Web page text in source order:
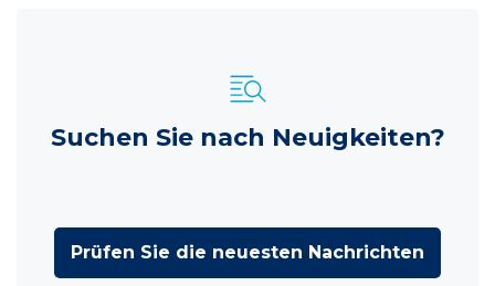
Suchen Sie nach Neuigkeiten?
Prüfen Sie die neuesten Nachrichten